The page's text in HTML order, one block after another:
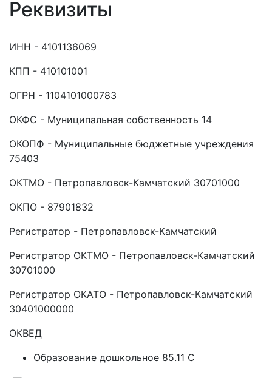
Реквизиты
ИНН - 4101136069
КПП - 410101001
ОГРН - 1104101000783
ОКФС - Муниципальная собственность 14
ОКОПФ - Муниципальные бюджетные учреждения
75403
ОКТМО - Петропавловск-Камчатский 30701000
ОКПО - 87901832
Регистратор - Петропавловск-Камчатский
Регистратор ОКТМО - Петропавловск-Камчатский
30701000
Регистратор ОКАТО - Петропавловск-Камчатский
30401000000
ОКВЕД
Образование дошкольное 85.11 C